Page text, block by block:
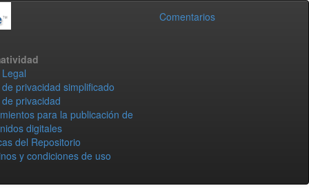
Comentarios
privacidad simplificado
privacidad
para la publicación de
digitales
del Repositorio
y condiciones de uso